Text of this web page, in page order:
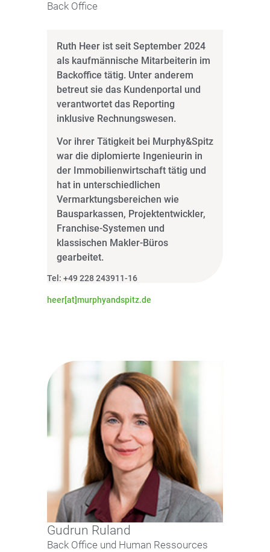
Back Office
Ruth Heer ist seit September 2024
als kaufmännische Mitarbeiterin im
Backoffice tätig. Unter anderem
betreut sie das Kundenportal und
verantwortet das Reporting
inklusive Rechnungswesen.
Vor ihrer Tätigkeit bei Murphy&Spitz
war die diplomierte Ingenieurin in
der Immobilienwirtschaft tätig und
hat in unterschiedlichen
Vermarktungsbereichen wie
Bausparkassen, Projektentwickler,
Franchise-Systemen und
klassischen Makler-Büros
gearbeitet.
Tel: +49 228 243911-16
heer[at]murphyandspitz.de
Gudrun Ruland
Back Office und Human Ressources